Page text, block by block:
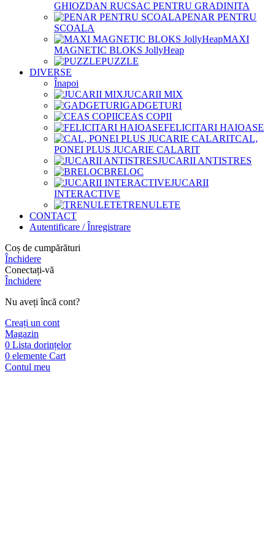
GHIOZDAN RUCSAC PENTRU GRADINITA
PENAR PENTRU
SCOALA
MAXI
MAGNETIC BLOKS JollyHeap
PUZZLE
DIVERSE
Înapoi
JUCARII MIX
GADGETURI
CEAS COPII
FELICITARI HAIOASE
CAL,
PONEI PLUS JUCARIE CALARIT
JUCARII ANTISTRES
BRELOC
JUCARII
INTERACTIVE
TRENULETE
CONTACT
Autentificare / Înregistrare
Coș de cumpărături
Închidere
Conectați-vă
Închidere
Nu aveți încă cont?
Creați un cont
Magazin
0 Lista dorințelor
0 elemente Cart
Contul meu